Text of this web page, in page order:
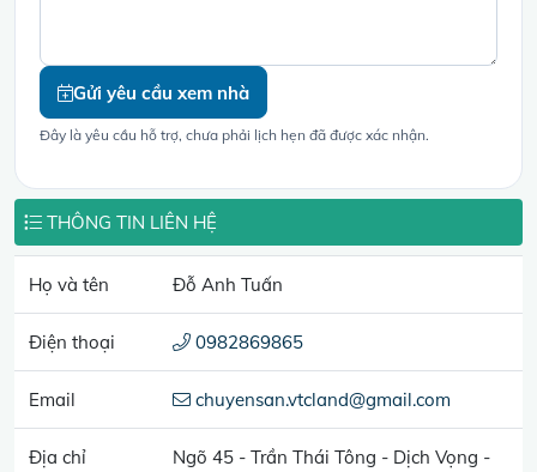
Gửi yêu cầu xem nhà
Đây là yêu cầu hỗ trợ, chưa phải lịch hẹn đã được xác nhận.
THÔNG TIN LIÊN HỆ
Họ và tên Đỗ Anh Tuấn
Điện thoại 0982869865
Email chuyensan.vtcland@gmail.com
Địa chỉ
Ngõ 45 - Trần Thái Tông - Dịch Vọng -